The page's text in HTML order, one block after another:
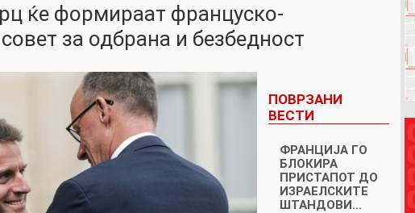
ќе формираат француско-
за одбрана и безбедност
ПОВРЗАНИ
ВЕСТИ
ФРАНЦИЈА ГО
БЛОКИРА
ПРИСТАПОТ ДО
ИЗРАЕЛСКИТЕ
ШТАНДОВИ…